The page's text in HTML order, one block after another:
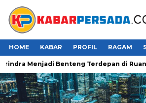
HOME KABAR PROFIL RAGAM
Menjadi Benteng Terdepan di Ruang